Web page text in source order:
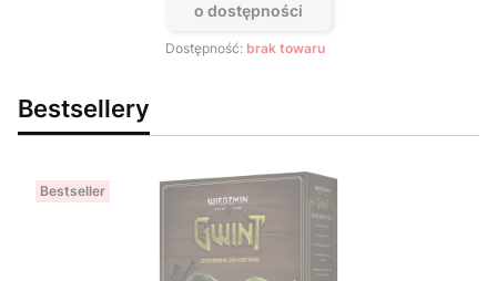
o dostępności
Dostępność: brak towaru
Bestsellery
Bestseller